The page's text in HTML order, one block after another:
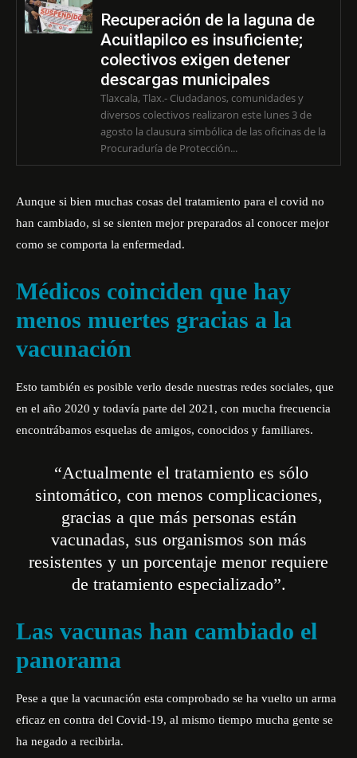
Recuperación de la laguna de
Acuitlapilco es insuficiente;
colectivos exigen detener
descargas municipales
Tlaxcala, Tlax.- Ciudadanos, comunidades y
diversos colectivos realizaron este lunes 3 de
agosto la clausura simbólica de las oficinas de la
Procuraduría de Protección...
Aunque si bien muchas cosas del tratamiento para el covid no
han cambiado, si se sienten mejor preparados al conocer mejor
como se comporta la enfermedad.
Médicos coinciden que hay
menos muertes gracias a la
vacunación
Esto también es posible verlo desde nuestras redes sociales, que
en el año 2020 y todavía parte del 2021, con mucha frecuencia
encontrábamos esquelas de amigos, conocidos y familiares.
“Actualmente el tratamiento es sólo
sintomático, con menos complicaciones,
gracias a que más personas están
vacunadas, sus organismos son más
resistentes y un porcentaje menor requiere
de tratamiento especializado”.
Las vacunas han cambiado el
panorama
Pese a que la vacunación esta comprobado se ha vuelto un arma
eficaz en contra del Covid-19, al mismo tiempo mucha gente se
ha negado a recibirla.